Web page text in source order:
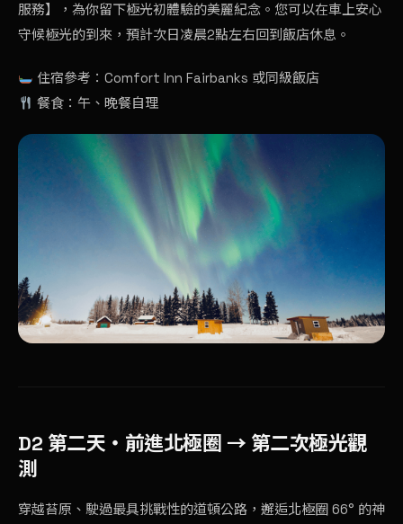
服務】，為你留下極光初體驗的美麗紀念。您可以在車上安心
守候極光的到來，預計次日凌晨2點左右回到飯店休息。
住宿參考：Comfort Inn Fairbanks 或同級飯店
餐食：午、晚餐自理
D2 第二天・前進北極圈 → 第二次極光觀
測
穿越苔原、駛過最具挑戰性的道頓公路，邂逅北極圈 66° 的神